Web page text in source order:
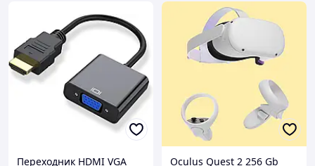
Переходник HDMI VGA
Oculus Quest 2 256 Gb